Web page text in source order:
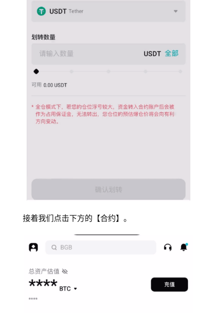
接着我们点击下方的【合约】。